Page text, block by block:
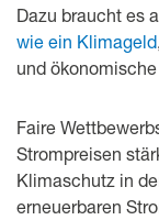
Dazu braucht es
wie ein Klimageld
und
Faire
Strompreisen
Klimaschutz in
erneuerbaren